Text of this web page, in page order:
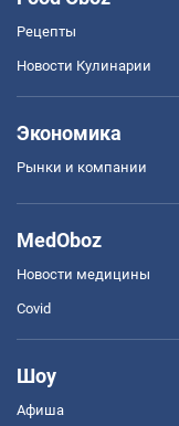
Рецепты
Новости Кулинарии
Экономика
Рынки и компании
MedOboz
Новости медицины
Covid
Шоу
Афиша